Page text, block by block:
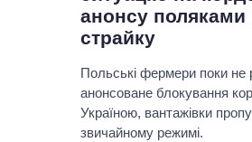
анонсу поляками
страйку
Польські фермери поки не
анонсоване блокування
Україною, вантажівки
звичайному режимі.